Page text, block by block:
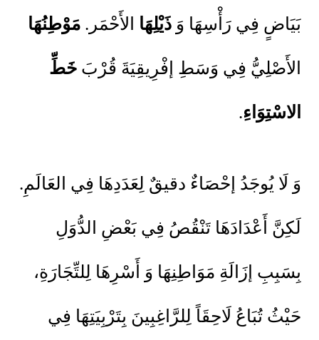
بَيَاضٍ فِي رَأْسِهَا وَ ذَيْلِهَا الأَحْمَر. مَوْطِنُهَا
الأَصْلِيُّ فِي وَسَطِ إفْرِيقِيَةَ قُرْبَ خَطِّ
الاسْتِوَاءِ.
وَ لَا يُوجَدُ إحْصَاءٌ دقيقٌ لِعَدَدِهَا فِي العَالَمِ.
لَكِنَّ أَعْدَادَهَا تَنْقُصُ فِي بَعْضِ الدُّوَلِ
بِسَبِبِ إزَالَةِ مَوَاطِنِهَا وَ أَسْرِهَا لِلتِّجَارَةِ،
حَيْثُ تُبَاعُ لَاحِقَاً لِلرَّاغِبِينَ بِتَرْبِيَتِهَا فِي